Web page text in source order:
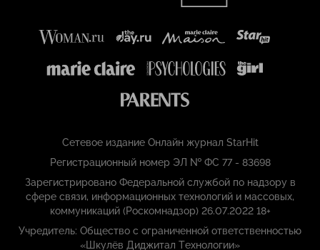
Сетевое издание Онлайн журнал StarHit
Регистрационный номер ЭЛ № ФС 77 - 83698
Зарегистрировано Федеральной службой по надзору в
сфере связи, информационных технологий и массовых,
коммуникаций (Роскомнадзор) 26.07.2022 18+
Учредитель: Общество с ограниченной ответственностью
«Шкулёв Диджитал Технологии»